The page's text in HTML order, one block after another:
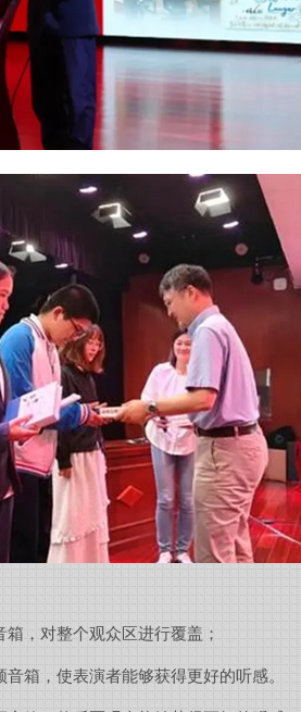
箱，对整个观众区进行覆盖；
音箱，使表演者能够获得更好的听感。